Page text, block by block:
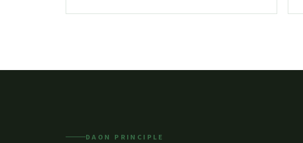
DAON PRINCIPLE